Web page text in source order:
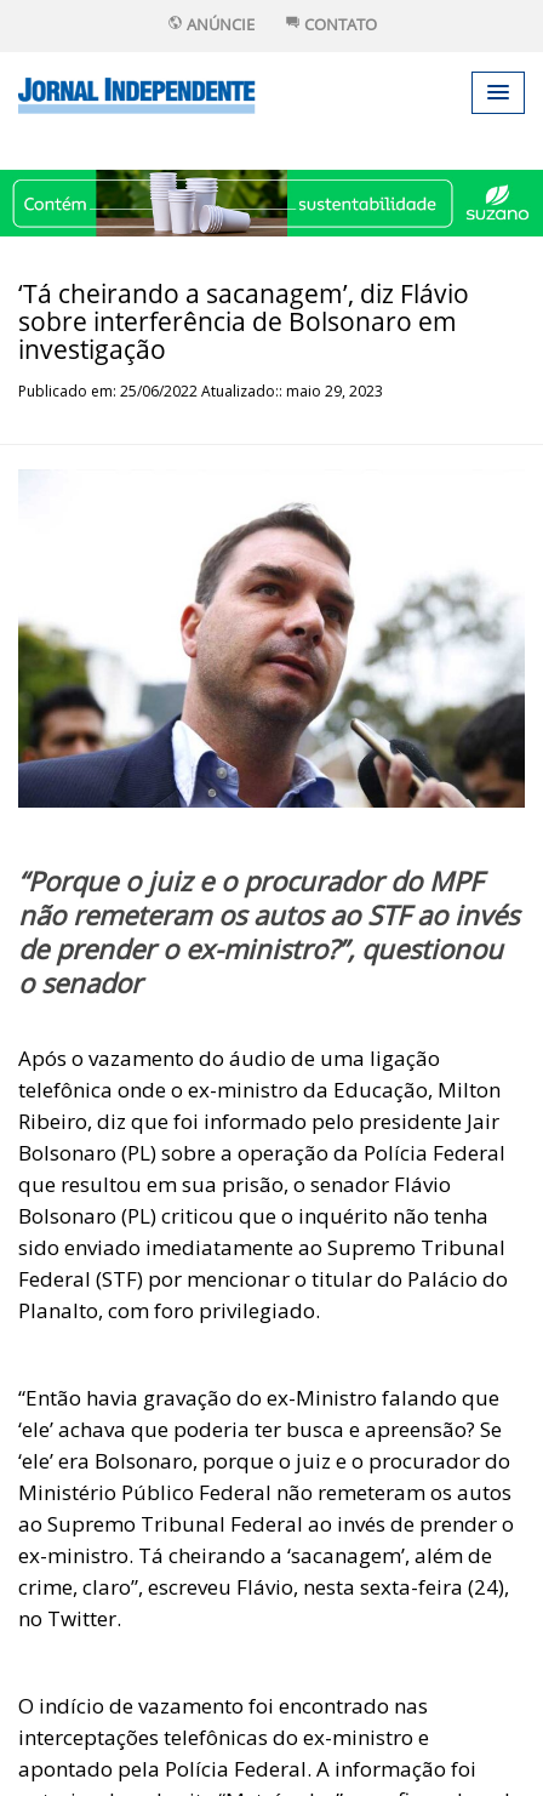
ANÚNCIE CONTATO
‘Tá cheirando a sacanagem’, diz Flávio
sobre interferência de Bolsonaro em
investigação
Publicado em: 25/06/2022 Atualizado:: maio 29, 2023
“Porque o juiz e o procurador do MPF
não remeteram os autos ao STF ao invés
de prender o ex-ministro?”, questionou
o senador
Após o vazamento do áudio de uma ligação
telefônica onde o ex-ministro da Educação, Milton
Ribeiro, diz que foi informado pelo presidente Jair
Bolsonaro (PL) sobre a operação da Polícia Federal
que resultou em sua prisão, o senador Flávio
Bolsonaro (PL) criticou que o inquérito não tenha
sido enviado imediatamente ao Supremo Tribunal
Federal (STF) por mencionar o titular do Palácio do
Planalto, com foro privilegiado.
“Então havia gravação do ex-Ministro falando que
‘ele’ achava que poderia ter busca e apreensão? Se
‘ele’ era Bolsonaro, porque o juiz e o procurador do
Ministério Público Federal não remeteram os autos
ao Supremo Tribunal Federal ao invés de prender o
ex-ministro. Tá cheirando a ‘sacanagem’, além de
crime, claro”, escreveu Flávio, nesta sexta-feira (24),
no Twitter.
O indício de vazamento foi encontrado nas
interceptações telefônicas do ex-ministro e
apontado pela Polícia Federal. A informação foi